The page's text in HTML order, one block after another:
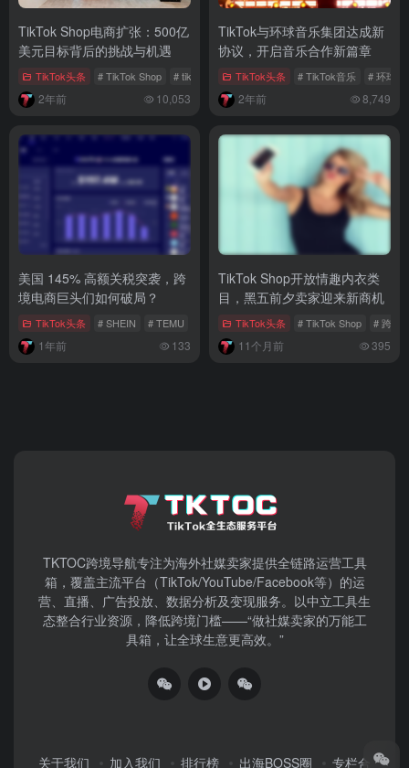
TikTok Shop电商扩张：500亿
美元目标背后的挑战与机遇
TikTok头条 # TikTok Shop # tiktok电商 # TikTok电商市场
2年前 10,053
TikTok与环球音乐集团达成新
协议，开启音乐合作新篇章
TikTok头条 # TikTok音乐 # 环球
2年前 8,749
美国 145% 高额关税突袭，跨
境电商巨头们如何破局？
TikTok头条 # SHEIN # TEMU # 跨境电商
1年前 133
TikTok Shop开放情趣内衣类
目，黑五前夕卖家迎来新商机
TikTok头条 # TikTok Shop # 跨境
11个月前 395
TKTOC跨境导航​专注为海外社媒卖家提供全链路运营工具
箱，覆盖主流平台（TikTok/YouTube/Facebook等）​的运
营、直播、广告投放、数据分析及变现服务。以中立工具生
态整合行业资源，降低跨境门槛——“做社媒卖家的万能工
具箱，让全球生意更高效。”
关于我们 加入我们 排行榜 出海BOSS圈 专栏合